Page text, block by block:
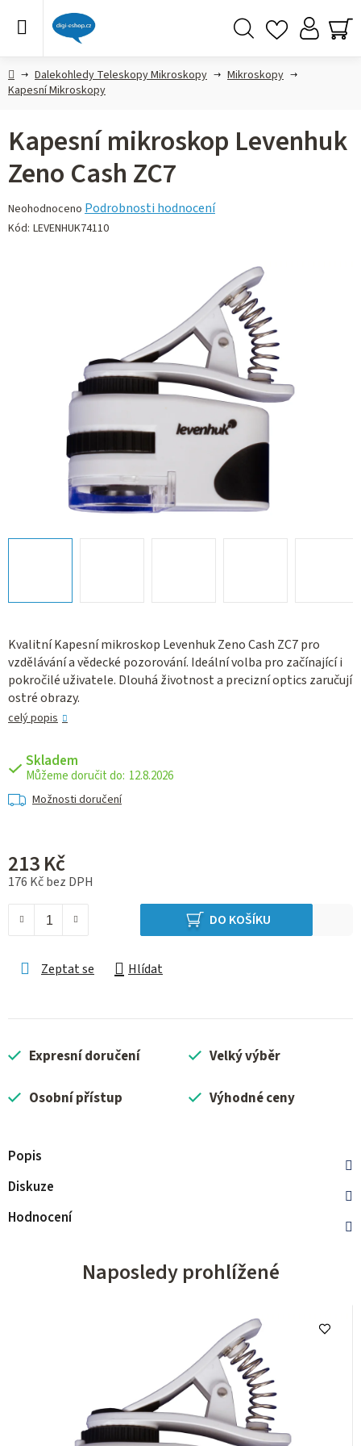
DomůDalekohledy Teleskopy Mikroskopy
Mikroskopy
Kapesní Mikroskopy
Kvalitní Kapesní mikroskop Levenhuk Zeno Cash ZC7 pro
vzdělávání a vědecké pozorování. Ideální volba pro začínající i
pokročilé uživatele. Dlouhá životnost a precizní optics zaručují
ostré obrazy.
celý popis
Skladem
12.8.2026
Možnosti doručení
213 Kč
176 Kč bez DPH
DO KOŠÍKU
Zeptat se Hlídat
Kapesní mikroskop Levenhuk
Zeno Cash ZC7
Průměrné
hodnocení
Neohodnoceno Podrobnosti hodnocení
Kód: LEVENHUK74110
Expresní doručení Velký výběr
Osobní přístup Výhodné ceny
Popis
Diskuze
Hodnocení
Naposledy prohlížené